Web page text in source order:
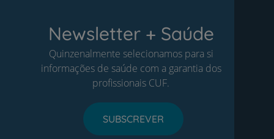
Newsletter + Saúde
Quinzenalmente selecionamos para si
informações de saúde com a garantia dos
profissionais CUF.
SUBSCREVER